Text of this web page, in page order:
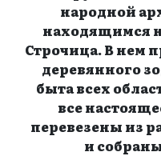
народной
находящимся
Строчица. В нем
деревянного
быта всех
все
перевезены из
и